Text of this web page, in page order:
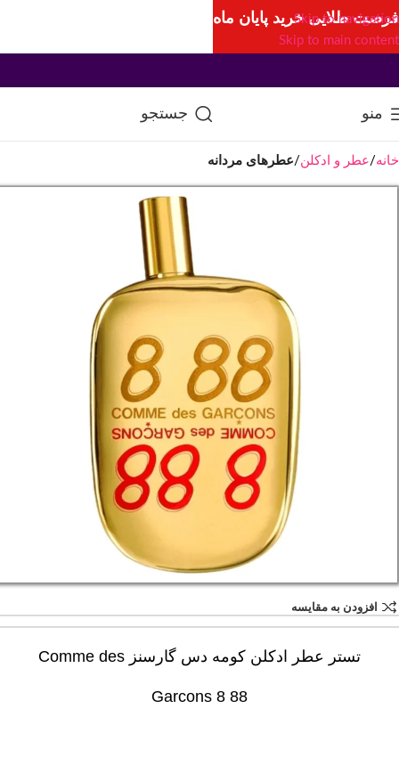
Skip to navigation
Skip to main content
منو جستجو
خانه عطر و ادکلن عطرهای مردانه
افزودن به مقایسه
تستر عطر ادکلن کومه دس گارسنز Comme des
Garcons 8 88
فرصت طلایی خرید پایان ماه